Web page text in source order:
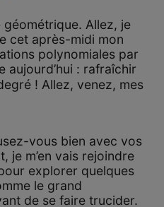
Allez, je
cet après-midi mon
polynomiales par
aujourd’hui : rafraîchir
! Allez, venez, mes
vous bien avec vos
je m’en vais rejoindre
explorer quelques
le grand
de se faire trucider.